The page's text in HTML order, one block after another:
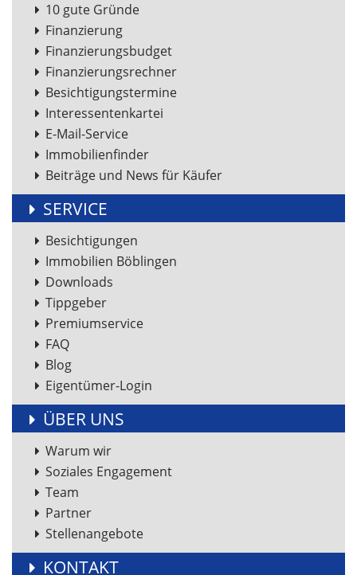
10 gute Gründe
Finanzierung
Finanzierungsbudget
Finanzierungsrechner
Besichtigungstermine
Interessentenkartei
E-Mail-Service
Immobilienfinder
Beiträge und News für Käufer
SERVICE
Besichtigungen
Immobilien Böblingen
Downloads
Tippgeber
Premiumservice
FAQ
Blog
Eigentümer-Login
ÜBER UNS
Warum wir
Soziales Engagement
Team
Partner
Stellenangebote
KONTAKT